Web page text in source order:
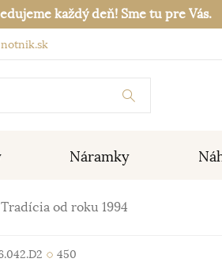
každý deň! Sme tu pre Vás.
Náramky
Tradícia od roku 1994
450